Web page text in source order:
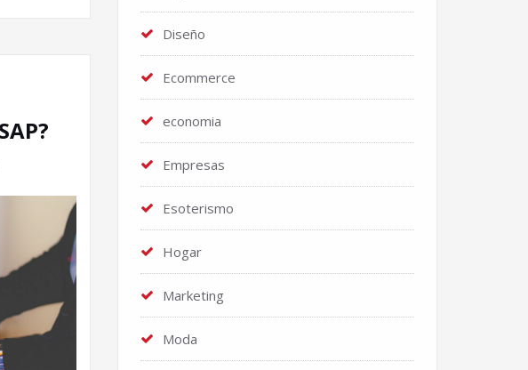
Diseño
Ecommerce
economia
Empresas
Esoterismo
Hogar
Marketing
Moda